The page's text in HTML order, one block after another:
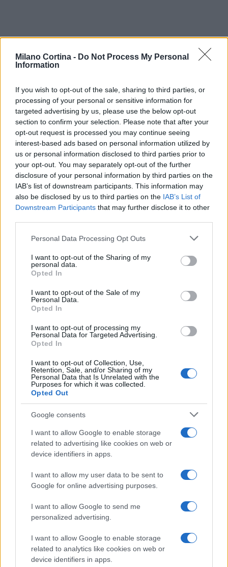
Milano Cortina - Do Not Process My Personal
Information
If you wish to opt-out of the sale, sharing to third parties, or
processing of your personal or sensitive information for
targeted advertising by us, please use the below opt-out
section to confirm your selection. Please note that after your
opt-out request is processed you may continue seeing
interest-based ads based on personal information utilized by
us or personal information disclosed to third parties prior to
your opt-out. You may separately opt-out of the further
disclosure of your personal information by third parties on the
IAB’s list of downstream participants. This information may
also be disclosed by us to third parties on the IAB’s List of
Downstream Participants that may further disclose it to other
Please note that this website/app uses one or more Google
not limited to your visit or usage behaviour. You may click to
grant or deny consent to Google and its third-party tags to
use your data for below specified purposes in below Google
consent section.
Personal Data Processing Opt Outs
I want to opt-out of the Sharing of my
personal data.
Opted In
I want to opt-out of the Sale of my
Personal Data.
Opted In
I want to opt-out of processing my
Personal Data for Targeted Advertising.
Opted In
I want to opt-out of Collection, Use,
Retention, Sale, and/or Sharing of my
Personal Data that Is Unrelated with the
Purposes for which it was collected.
Opted Out
Google consents
I want to allow Google to enable storage
related to advertising like cookies on web or
device identifiers in apps.
I want to allow my user data to be sent to
Google for online advertising purposes.
I want to allow Google to send me
personalized advertising.
I want to allow Google to enable storage
related to analytics like cookies on web or
device identifiers in apps.
Continua a leggere
Come scegliere le scarpe da running donna: comfort
e performance
Marco Tessari · 8 Ago 2026
Arrestati cinque agenti della polizia locale di Milano: le
accuse e i dettagli
Alessandro Tassinari · 7 Ago 2026